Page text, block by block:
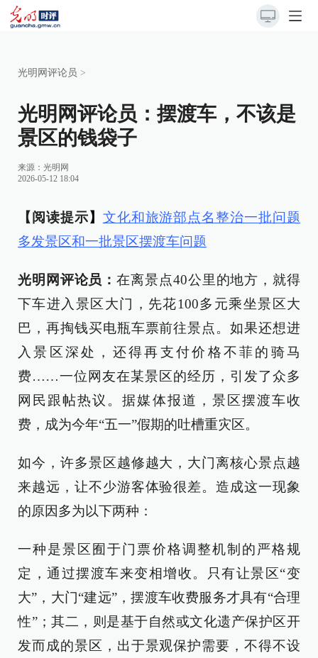
光明网评论员 >
光明网评论员：摆渡车，不该是
景区的钱袋子
来源： 光明网
2026-05-12 18:04
【阅读提示】 文化和旅游部点名整治一批问题
多发景区和一批景区摆渡车问题
光明网评论员：在离景点40公里的地方，就得
下车进入景区大门，先花100多元乘坐景区大
巴，再掏钱买电瓶车票前往景点。如果还想进
入景区深处，还得再支付价格不菲的骑马
费……一位网友在某景区的经历，引发了众多
网民跟帖热议。据媒体报道，景区摆渡车收
费，成为今年“五一”假期的吐槽重灾区。
如今，许多景区越修越大，大门离核心景点越
来越远，让不少游客体验很差。造成这一现象
的原因多为以下两种：
一种是景区囿于门票价格调整机制的严格规
定，通过摆渡车来变相增收。只有让景区“变
大”，大门“建远”，摆渡车收费服务才具有“合理
性”；其二，则是基于自然或文化遗产保护区开
发而成的景区，出于景观保护需要，不得不设